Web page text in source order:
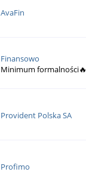
AvaFin
Finansowo
Minimum formalności🔥
Provident Polska SA
Profimo